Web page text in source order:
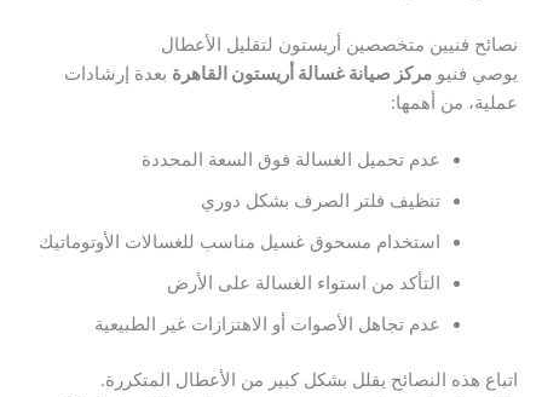
نصائح فنيين متخصصين أريستون لتقليل الأعطال
يوصي فنيو مركز صيانة غسالة أريستون القاهرة بعدة إرشادات
عملية، من أهمها:
عدم تحميل الغسالة فوق السعة المحددة
تنظيف فلتر الصرف بشكل دوري
استخدام مسحوق غسيل مناسب للغسالات الأوتوماتيك
التأكد من استواء الغسالة على الأرض
عدم تجاهل الأصوات أو الاهتزازات غير الطبيعية
اتباع هذه النصائح يقلل بشكل كبير من الأعطال المتكررة.